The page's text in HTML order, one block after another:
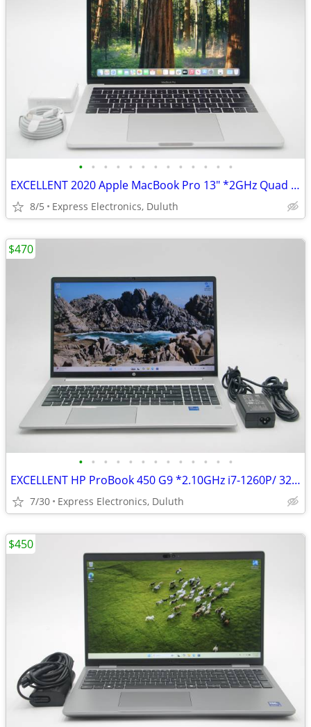
• • • • • • • • • • • • •
EXCELLENT 2020 Apple MacBook Pro 13" *2GHz Quad i5/ 32GB/ 512GB SSD*
8/5 Express Electronics, Duluth
• • • • • • • • • • • • •
EXCELLENT HP ProBook 450 G9 *2.10GHz i7-1260P/ 32GB/ 2TB SSD* 94% Batt
7/30 Express Electronics, Duluth
$470
$450